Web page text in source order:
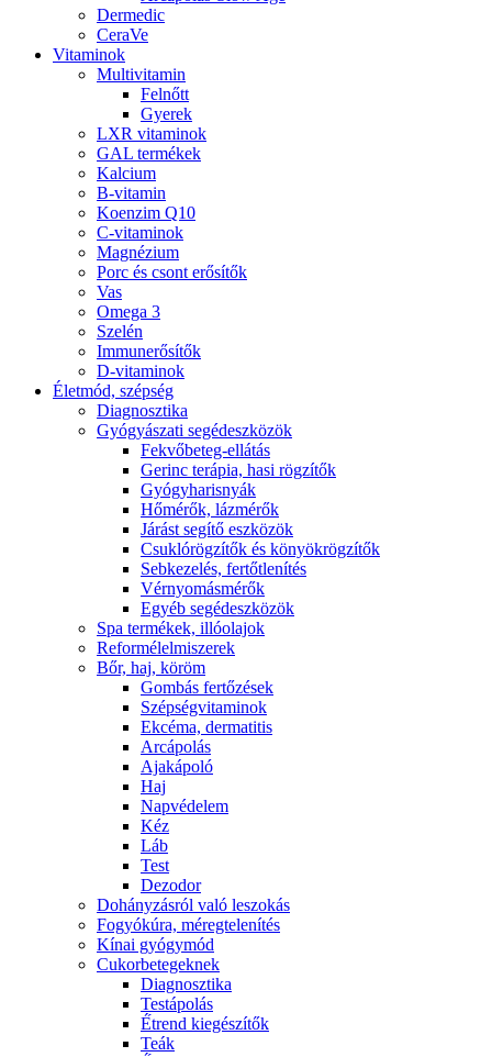
Dermedic
CeraVe
Vitaminok
Multivitamin
Felnőtt
Gyerek
LXR vitaminok
GAL termékek
Kalcium
B-vitamin
Koenzim Q10
C-vitaminok
Magnézium
Porc és csont erősítők
Vas
Omega 3
Szelén
Immunerősítők
D-vitaminok
Életmód, szépség
Diagnosztika
Gyógyászati segédeszközök
Fekvőbeteg-ellátás
Gerinc terápia, hasi rögzítők
Gyógyharisnyák
Hőmérők, lázmérők
Járást segítő eszközök
Csuklórögzítők és könyökrögzítők
Sebkezelés, fertőtlenítés
Vérnyomásmérők
Egyéb segédeszközök
Spa termékek, illóolajok
Reformélelmiszerek
Bőr, haj, köröm
Gombás fertőzések
Szépségvitaminok
Ekcéma, dermatitis
Arcápolás
Ajakápoló
Haj
Napvédelem
Kéz
Láb
Test
Dezodor
Dohányzásról való leszokás
Fogyókúra, méregtelenítés
Kínai gyógymód
Cukorbetegeknek
Diagnosztika
Testápolás
É́trend kiegészítők
Teák